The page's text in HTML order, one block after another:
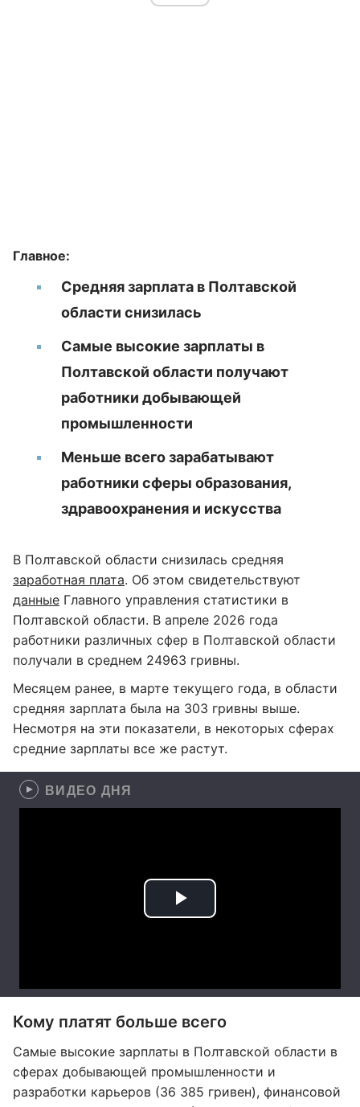
Главное:
Средняя зарплата в Полтавской
области снизилась
Самые высокие зарплаты в
Полтавской области получают
работники добывающей
промышленности
Меньше всего зарабатывают
работники сферы образования,
здравоохранения и искусства
В Полтавской области снизилась средняя
заработная плата. Об этом свидетельствуют
данные Главного управления статистики в
Полтавской области. В апреле 2026 года
работники различных сфер в Полтавской области
получали в среднем 24963 гривны.
Месяцем ранее, в марте текущего года, в области
средняя зарплата была на 303 гривны выше.
Несмотря на эти показатели, в некоторых сферах
средние зарплаты все же растут.
ВИДЕО ДНЯ
Кому платят больше всего
Самые высокие зарплаты в Полтавской области в
сферах добывающей промышленности и
разработки карьеров (36 385 гривен), финансовой